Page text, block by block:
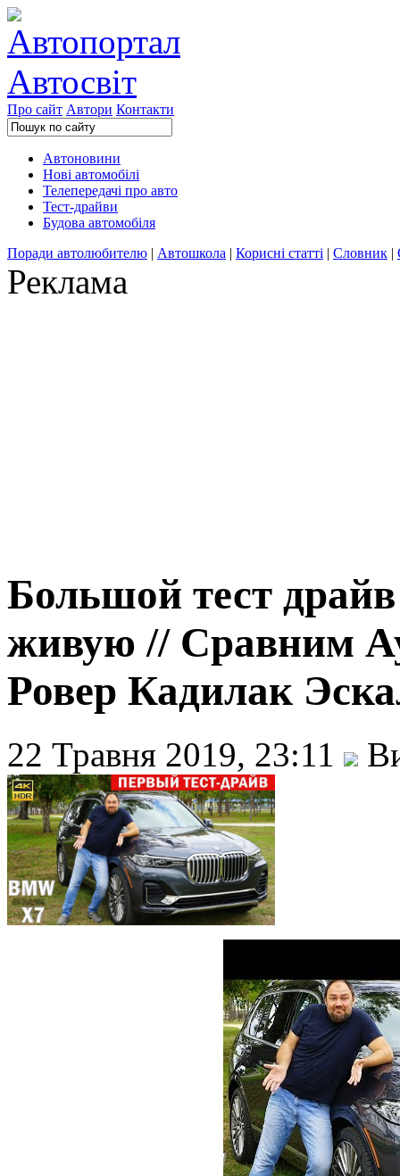
Про сайт Автори Контакти
Автоновини
Нові автомобілі
Телепередачі про авто
Тест-драйви
Будова автомобіля
Поради автолюбителю | Автошкола | Корисні статті | Словник |
Реклама
Большой тест
живую // Сравним
Ровер Кадилак
22 Травня 2019, 23:11